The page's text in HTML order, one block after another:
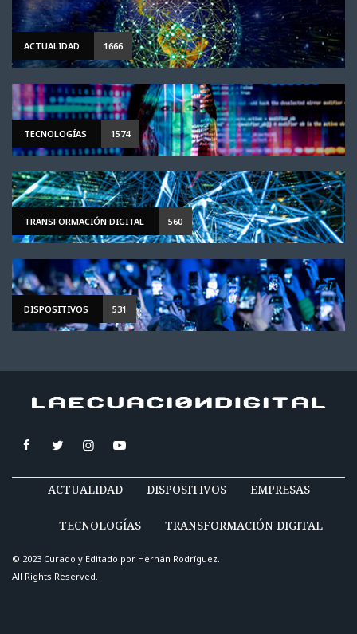
ACTUALIDAD 1666
TECNOLOGÍAS 1574
TRANSFORMACIÓN DIGITAL 560
DISPOSITIVOS 531
ACTUALIDAD DISPOSITIVOS EMPRESAS
TECNOLOGÍAS TRANSFORMACIÓN DIGITAL
© 2023 Curado y Editado por Hernán Rodríguez.
All Rights Reserved.